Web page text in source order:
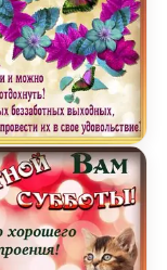
вечерочка с
чудесной